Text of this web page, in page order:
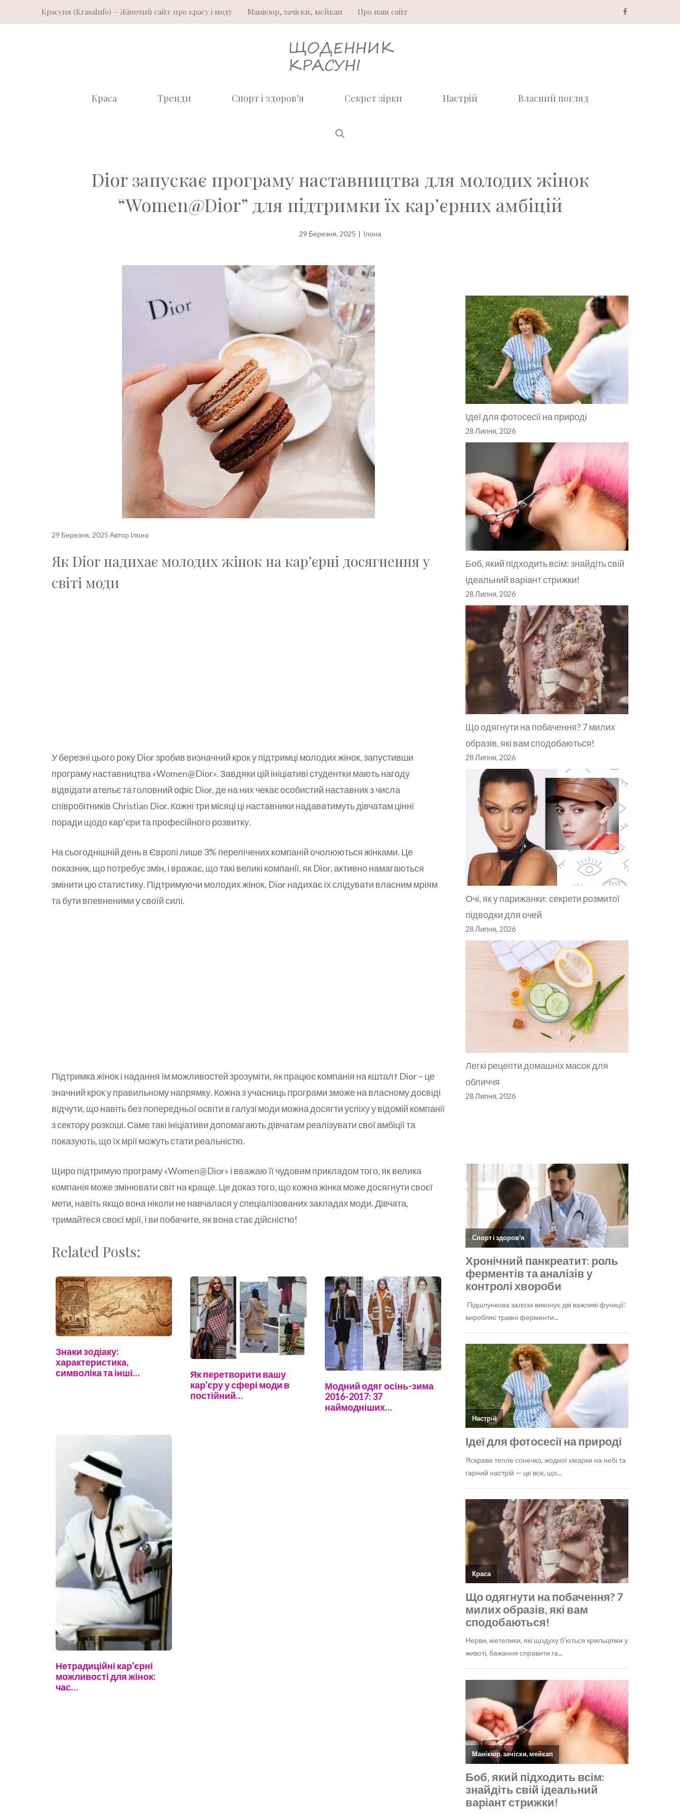
до
Красуня (KrasaInfo) – Жіночий сайт про красу і моду Манікюр, зачіски, мейкап Про наш сайт
Краса Тренди Спорт і здоров’я Секрет зірки Настрій Власний погляд
Dior запускає програму наставництва для молодих жінок
“Women@Dior” для підтримки їх кар’єрних амбіцій
29 Березня, 2025 | Ілона
29 Березня, 2025 Автор Ілона
Як Dior надихає молодих жінок на кар’єрні досягнення у
світі моди
У березні цього року Dior зробив визначний крок у підтримці молодих жінок, запустивши
програму наставництва «Women@Dior». Завдяки цій ініціативі студентки мають нагоду
відвідати ательє та головний офіс Dior, де на них чекає особистий наставник з числа
співробітників Christian Dior. Кожні три місяці ці наставники надаватимуть дівчатам цінні
поради щодо кар’єри та професійного розвитку.
На сьогоднішній день в Європі лише 3% перелічених компаній очолюються жінками. Це
показник, що потребує змін, і вражає, що такі великі компанії, як Dior, активно намагаються
змінити цю статистику. Підтримуючи молодих жінок, Dior надихає їх слідувати власним мріям
та бути впевненими у своїй силі.
Підтримка жінок і надання їм можливостей зрозуміти, як працює компанія на кшталт Dior – це
значний крок у правильному напрямку. Кожна з учасниць програми зможе на власному досвіді
відчути, що навіть без попередньої освіти в галузі моди можна досягти успіху у відомій компанії
з сектору розкоші. Саме такі ініціативи допомагають дівчатам реалізувати свої амбіції та
показують, що їх мрії можуть стати реальністю.
Щиро підтримую програму «Women@Dior» і вважаю її чудовим прикладом того, як велика
компанія може змінювати світ на краще. Це доказ того, що кожна жінка може досягнути своєї
мети, навіть якщо вона ніколи не навчалася у спеціалізованих закладах моди. Дівчата,
тримайтеся своєї мрії, і ви побачите, як вона стає дійсністю!
Related Posts:
Знаки зодіаку:
характеристика,
символіка та інші
Як перетворити вашу
кар'єру у сфері моди в
постійний…
Модний одяг осінь-зима
2016-2017: 37
наймодніших…
Нетрадиційні кар'єрні
можливості для жінок:
час…
Ідеї для фотосесії на природі
28 Липня, 2026
Боб, який підходить всім: знайдіть свій
ідеальний варіант стрижки!
28 Липня, 2026
Що одягнути на побачення? 7 милих
образів, які вам сподобаються!
28 Липня, 2026
Очі, як у парижанки: секрети розмитої
підводки для очей
28 Липня, 2026
Легкі рецепти домашніх масок для
обличчя
28 Липня, 2026